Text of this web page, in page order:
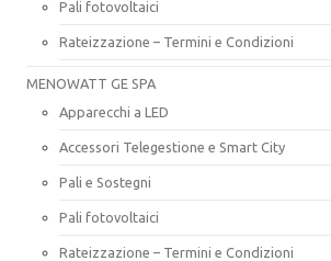
Pali fotovoltaici
Rateizzazione – Termini e Condizioni
MENOWATT GE SPA
Apparecchi a LED
Accessori Telegestione e Smart City
Pali e Sostegni
Pali fotovoltaici
Rateizzazione – Termini e Condizioni